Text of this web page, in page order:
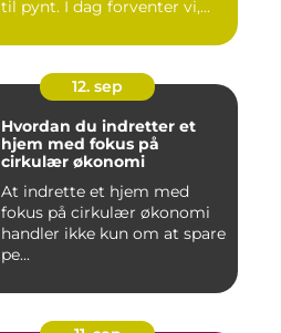
til pynt. I dag forventer vi,...
12. sep
Hvordan du indretter et
hjem med fokus på
cirkulær økonomi
At indrette et hjem med
fokus på cirkulær økonomi
handler ikke kun om at spare
pe...